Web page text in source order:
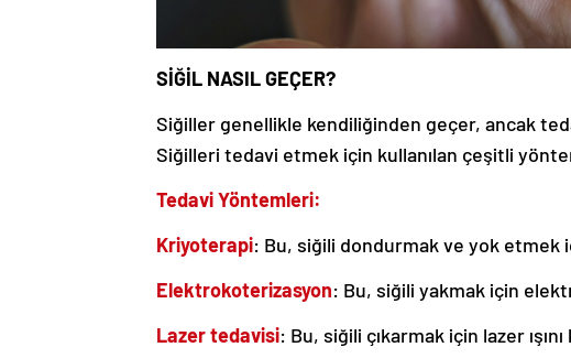
SİĞİL NASIL GEÇER?
Siğiller genellikle kendiliğinden geçer, ancak
Siğilleri tedavi etmek için kullanılan çeşitli
Tedavi Yöntemleri:
Kriyoterapi: Bu, siğili dondurmak ve yok etmek
Elektrokoterizasyon: Bu, siğili yakmak için
Lazer tedavisi: Bu, siğili çıkarmak için lazer